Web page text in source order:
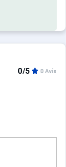
0/5 0 Avis